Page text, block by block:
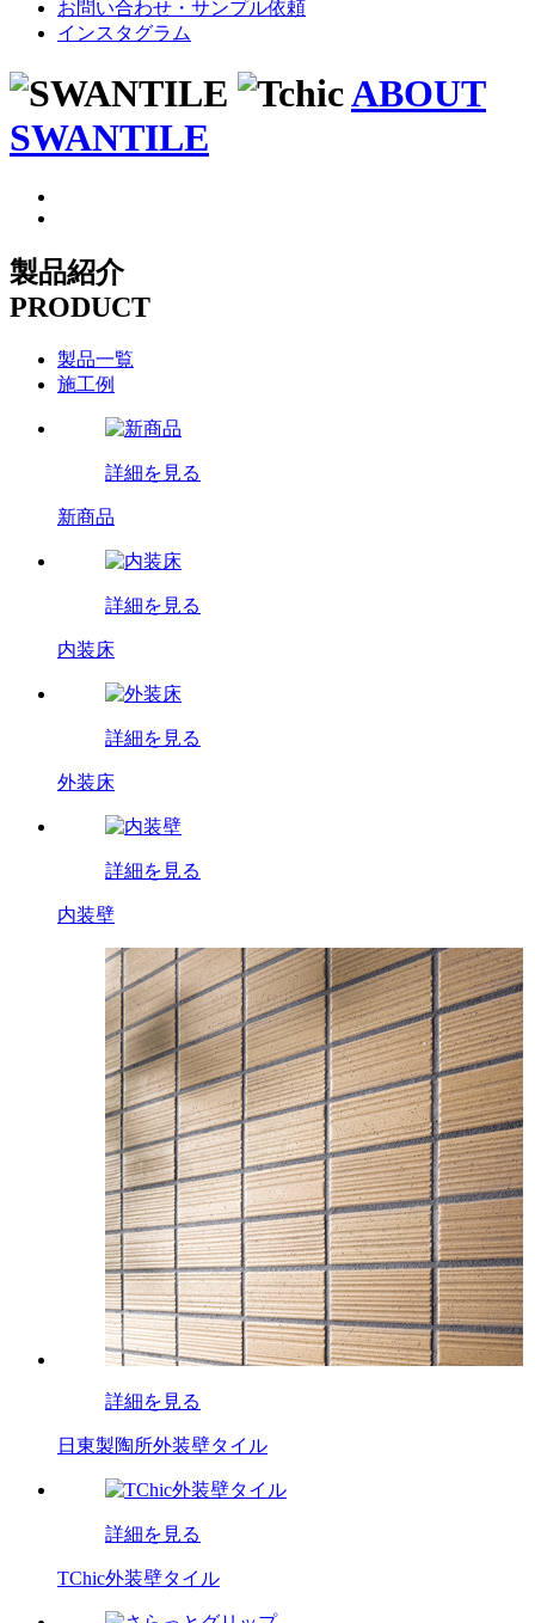
お問い合わせ・サンプル依頼
インスタグラム
ABOUT
SWANTILE
製品紹介
PRODUCT
製品一覧
施工例
詳細を見る
新商品
詳細を見る
内装床
詳細を見る
外装床
詳細を見る
内装壁
詳細を見る
日東製陶所外装壁タイル
詳細を見る
TChic外装壁タイル